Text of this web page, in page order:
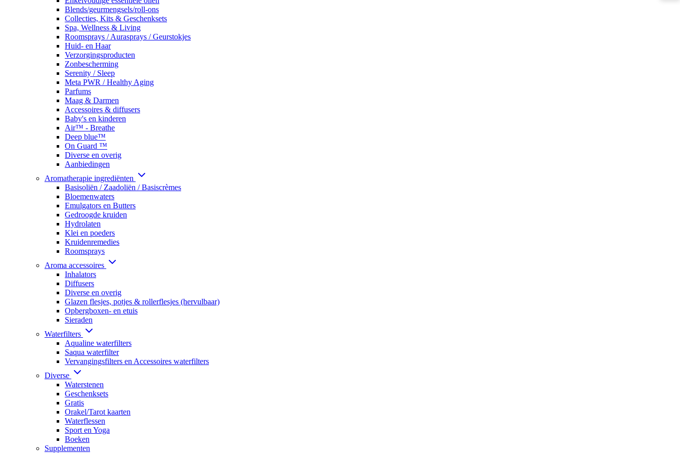
Blends/geurmengsels/roll-ons
Collecties, Kits & Geschenksets
Spa, Wellness & Living
Roomsprays / Aurasprays / Geurstokjes
Huid- en Haar
Verzorgingsproducten
Zonbescherming
Serenity / Sleep
Meta PWR / Healthy Aging
Parfums
Maag & Darmen
Accessoires & diffusers
Baby's en kinderen
Air™ - Breathe
Deep blue™
On Guard ™
Diverse en overig
Aanbiedingen
Aromatherapie ingrediënten
Basisoliën / Zaadoliën / Basiscrèmes
Bloemenwaters
Emulgators en Butters
Gedroogde kruiden
Hydrolaten
Klei en poeders
Kruidenremedies
Roomsprays
Aroma accessoires
Inhalators
Diffusers
Diverse en overig
Glazen flesjes, potjes & rollerflesjes (hervulbaar)
Opbergboxen- en etuis
Sieraden
Waterfilters
Aqualine waterfilters
Saqua waterfilter
Vervangingsfilters en Accessoires waterfilters
Diverse
Waterstenen
Geschenksets
Gratis
Orakel/Tarot kaarten
Waterflessen
Sport en Yoga
Boeken
Supplementen